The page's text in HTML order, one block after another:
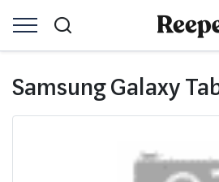
Samsung Galaxy